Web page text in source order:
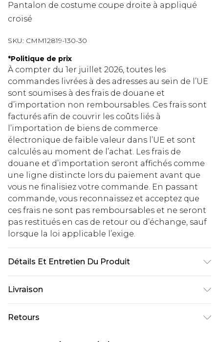
Pantalon de costume coupe droite à appliqué
croisé
SKU: CMM12819-130-30
*Politique de prix
À compter du 1er juillet 2026, toutes les
commandes livrées à des adresses au sein de l’UE
sont soumises à des frais de douane et
d’importation non remboursables. Ces frais sont
facturés afin de couvrir les coûts liés à
l’importation de biens de commerce
électronique de faible valeur dans l’UE et sont
calculés au moment de l’achat. Les frais de
douane et d’importation seront affichés comme
une ligne distincte lors du paiement avant que
vous ne finalisiez votre commande. En passant
commande, vous reconnaissez et acceptez que
ces frais ne sont pas remboursables et ne seront
pas restitués en cas de retour ou d’échange, sauf
lorsque la loi applicable l’exige.
Détails Et Entretien Du Produit
Livraison
Livraison standard France
€2.99
Retours